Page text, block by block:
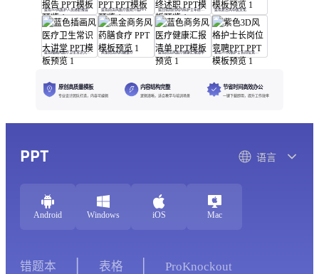
蓝色3D风医护人员述职报告 蓝色商务风医疗医院介绍PPT 蓝白色简约风内科护士年终述职 蓝色复古风中医文化
蓝色插画风医疗卫生常识大讲堂 黑金商务风药膳食疗 蓝色商务风医疗健康汇报清单 紫色3D风格护士长岗位竞聘PPT
原创高质量模板
专业设计团队打造，内容可编辑
内容结构完整
逻辑清晰，适合教学与培训场景
节省时间高效办公
一键下载即用，提升工作效率
PPT 语言
Android Windows iOS Mac
错题本 表格 ProKnockout